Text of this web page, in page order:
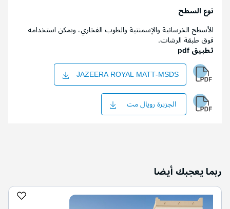
نوع السطح
الأسطح الخرسانية والإسمنتية والطوب الفخاري، ويمكن استخدامه
فوق طبقة الرشات.
تطبيق pdf
JAZEERA ROYAL MATT-MSDS
الجزيرة رويال مت
ربما يعجبك أيضا